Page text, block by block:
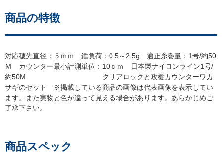
商品の特徴
対応穂先直径：５ｍｍ 錘負荷：0.5～2.5g 適正糸巻量：1号/約50
Ｍ カウンター最小計測単位：10ｃｍ 日本製ナイロンライン1号/
約50M クリアロックと攻棚カウンターワカ
サギのセット ※掲載している商品の画像は代表画像を表示してい
ます。また実物と色が違って見える場合があります。あらかじめご
了承下さい。
商品スペック